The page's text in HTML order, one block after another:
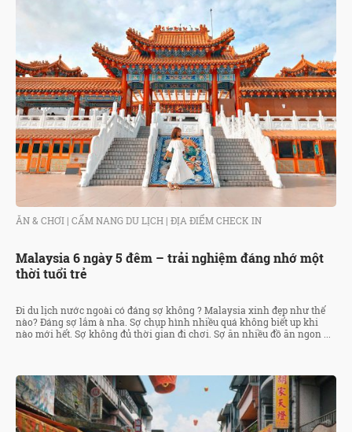
ĂN & CHƠI | CẨM NANG DU LỊCH | ĐỊA ĐIỂM CHECK IN
Malaysia 6 ngày 5 đêm – trải nghiệm đáng nhớ một
thời tuổi trẻ
Đi du lịch nước ngoài có đáng sợ không ? Malaysia xinh đẹp như thế
nào? Đáng sợ lắm à nha. Sợ chụp hình nhiều quá không biết up khi
nào mới hết. Sợ không đủ thời gian đi chơi. Sợ ăn nhiều đồ ăn ngon ...